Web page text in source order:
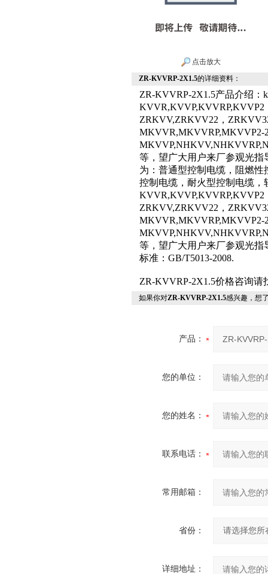
点击放大
ZR-KVVRP-2X1.5的详细资料：
ZR-KVVRP-2X1.5产品介绍
ZRKVV,ZRKVV22，
MKVVR,MKVVRP,MKVVP2-
等，望广大用户来厂参观光
为：普通型控制电缆，阻燃
控制电缆，耐火型控制电缆
ZRKVV,ZRKVV22，
MKVVR,MKVVRP,MKVVP2-
等，望广大用户来厂参观光
标准：GB/T5013-2008.
ZR-KVVRP-2X1.5价格咨询请
如果你对ZR-KVVRP-2X1.5感兴趣，想
产品：
您的单位：
您的姓名：
联系电话：
常用邮箱：
省份：
详细地址：